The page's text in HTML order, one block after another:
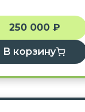
250 000 ₽
В корзину